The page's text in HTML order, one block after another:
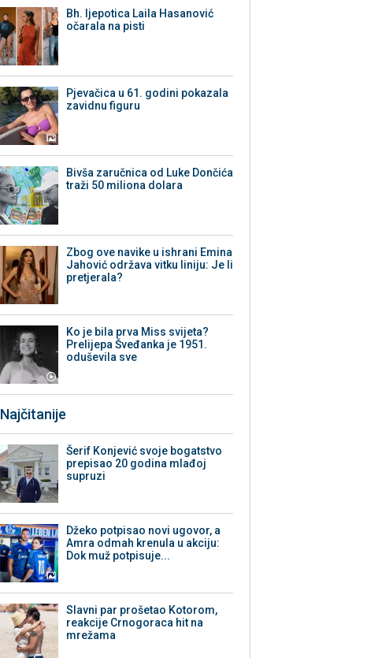
Bh. ljepotica Laila Hasanović
očarala na pisti
Pjevačica u 61. godini pokazala
zavidnu figuru
Bivša zaručnica od Luke Dončića
traži 50 miliona dolara
Zbog ove navike u ishrani Emina
Jahović održava vitku liniju: Je li
pretjerala?
Ko je bila prva Miss svijeta?
Prelijepa Šveđanka je 1951.
oduševila sve
Najčitanije
Šerif Konjević svoje bogatstvo
prepisao 20 godina mlađoj
supruzi
Džeko potpisao novi ugovor, a
Amra odmah krenula u akciju:
Dok muž potpisuje...
Slavni par prošetao Kotorom,
reakcije Crnogoraca hit na
mrežama